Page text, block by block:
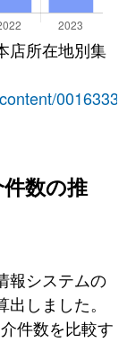
所在地別集
数の推
報システムの
しました。
件数を比較す